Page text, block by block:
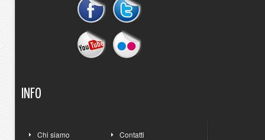
INFO
Chi siamo Contatti